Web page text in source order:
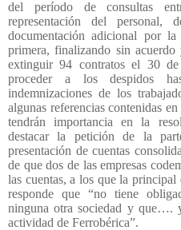
del período de consultas
representación del personal,
documentación adicional por
primera, finalizando sin
extinguir 94 contratos el 30
proceder a los despidos
indemnizaciones de los
algunas referencias contenidas
tendrán importancia en la
destacar la petición de la
presentación de cuentas
de que dos de las empresas
las cuentas, a los que la principal
responde que “no tiene
ninguna otra sociedad y
actividad de Ferrobérica”.